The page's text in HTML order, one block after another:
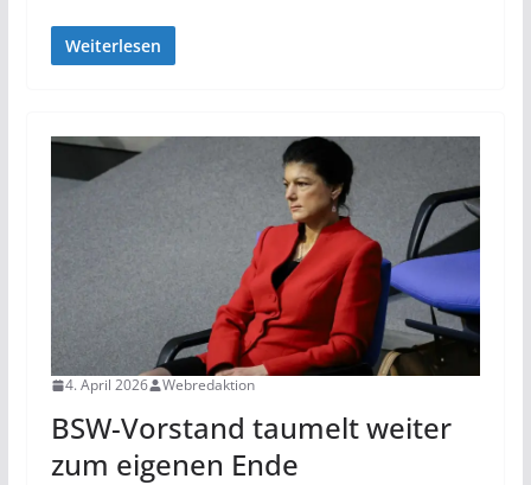
Weiterlesen
4. April 2026 Webredaktion
BSW-Vorstand taumelt weiter
zum eigenen Ende